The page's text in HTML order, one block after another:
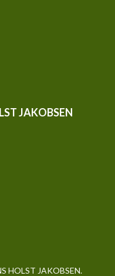
JAKOBSEN
HOLST JAKOBSEN.